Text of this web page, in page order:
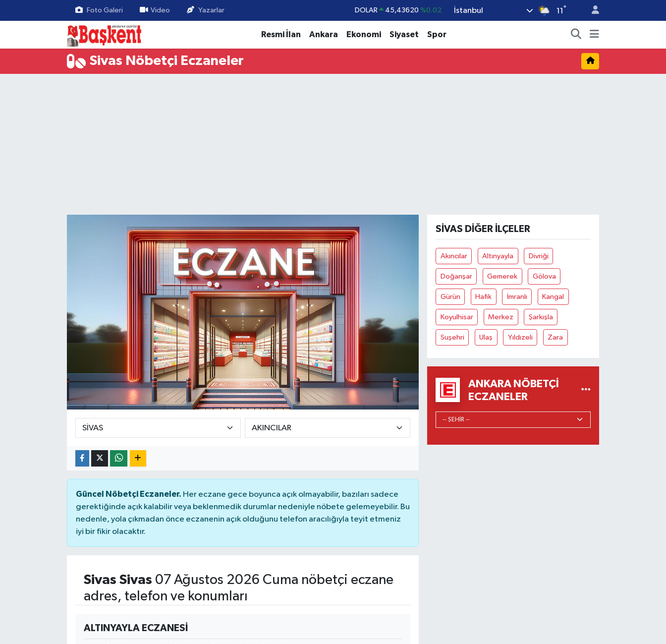
Foto Galeri Video Yazarlar DOLAR 45,43620 %0.02 İstanbul 11 °
Resmi İlan Ankara Ekonomi Siyaset Spor
Sivas Nöbetçi Eczaneler
Güncel Nöbetçi Eczaneler. Her eczane gece boyunca açık olmayabilir, bazıları sadece
gerektiğinde açık kalabilir veya beklenmedik durumlar nedeniyle nöbete gelemeyebilir. Bu
nedenle, yola çıkmadan önce eczanenin açık olduğunu telefon aracılığıyla teyit etmeniz
iyi bir fikir olacaktır.
Sivas Sivas 07 Ağustos 2026 Cuma nöbetçi eczane
adres, telefon ve konumları
ALTINYAYLA ECZANESİ
SIVAS DIĞER İLÇELER
Akıncılar Altınyayla Divriği
Doğanşar Gemerek Gölova
Gürün Hafik İmranlı Kangal
Koyulhisar Merkez Şarkışla
Suşehri Ulaş Yıldızeli Zara
ANKARA NÖBETÇI
ECZANELER